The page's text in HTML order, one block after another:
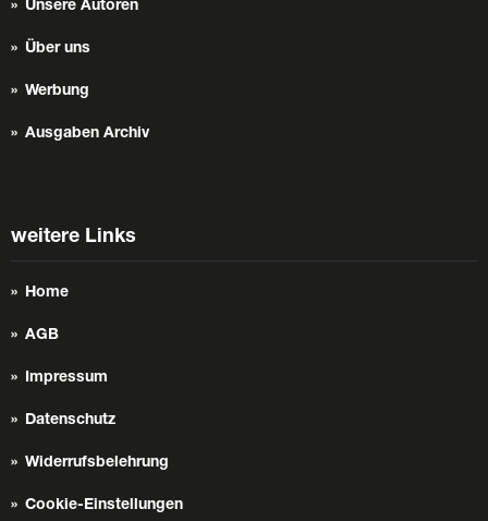
Unsere Autoren
Über uns
Werbung
Ausgaben Archiv
weitere Links
Home
AGB
Impressum
Datenschutz
Widerrufsbelehrung
Cookie-Einstellungen